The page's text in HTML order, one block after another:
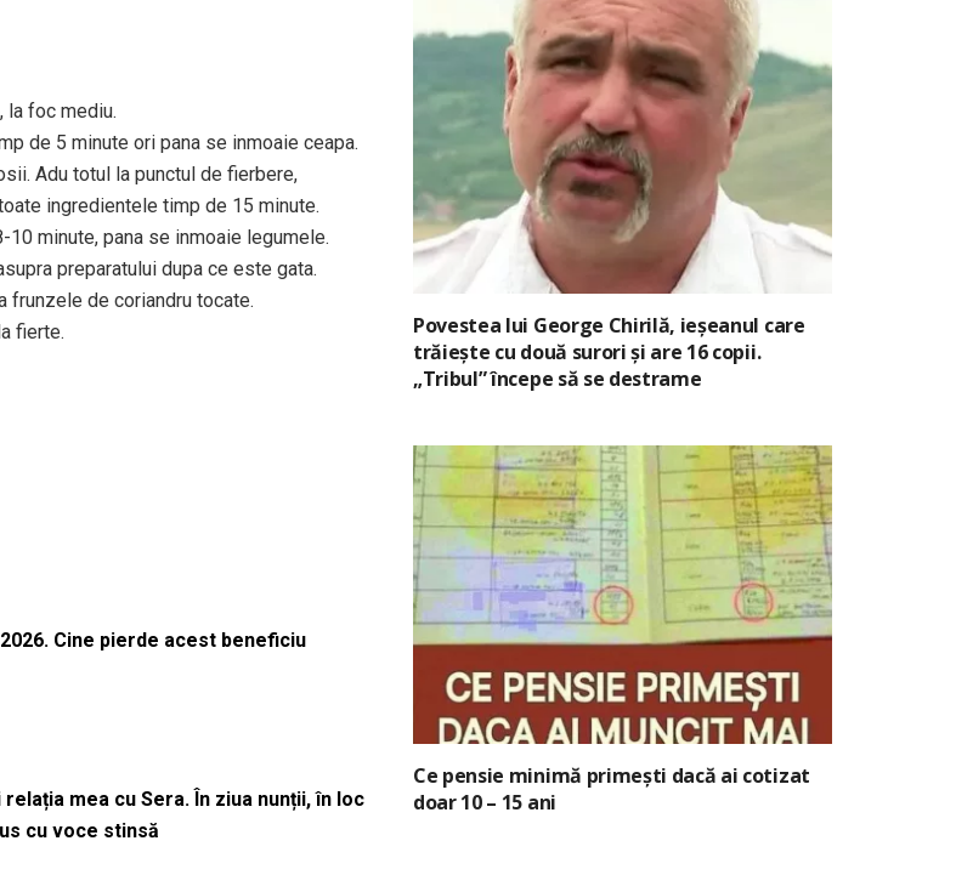
la foc mediu.
de 5 minute ori pana se inmoaie ceapa.
Adu totul la punctul de fierbere,
ingredientele timp de 15 minute.
minute, pana se inmoaie legumele.
preparatului dupa ce este gata.
frunzele de coriandru tocate.
fierte.
Cine pierde acest beneficiu
mea cu Sera. În ziua nunții, în loc
cu voce stinsă
Povestea lui George Chirilă, ieșeanul care
trăiește cu două surori și are 16 copii.
„Tribul” începe să se destrame
Ce pensie minimă primești dacă ai cotizat
doar 10 – 15 ani